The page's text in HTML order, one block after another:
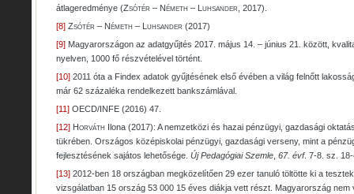
átlageredménye (Zsótér – Németh – L uhsander, 2017).
[8] Zsótér – Németh – L uhsander (2017)
[9] Magyarországon az adatgyűjtés 2017. május 14. – június 21. között,
nyelven, 1000 fő részvételével történt.
[10] 2011 óta a Findex adatok gyűjtésének első évében a világ felnőtt
már 62 százaléka rendelkezett bankszámlával.
[11] OECD/INFE (2016) 47.
[12] Horváth Ilona (2017): A nemzetközi és hazai pénzügyi, gazdasági
tükrében. Országos középiskolai pénzügyi, gazdasági verseny, mint a
fejlesztésének sajátos lehetősége. Új Pedagógiai Szemle 67. évf. 7-8. sz.
[13] 2012-ben 18 országban megközelítően 29 ezer tanuló töltötte ki a
vizsgálatban 15 ország 53 000 15 éves diákja vett részt. Magyarország